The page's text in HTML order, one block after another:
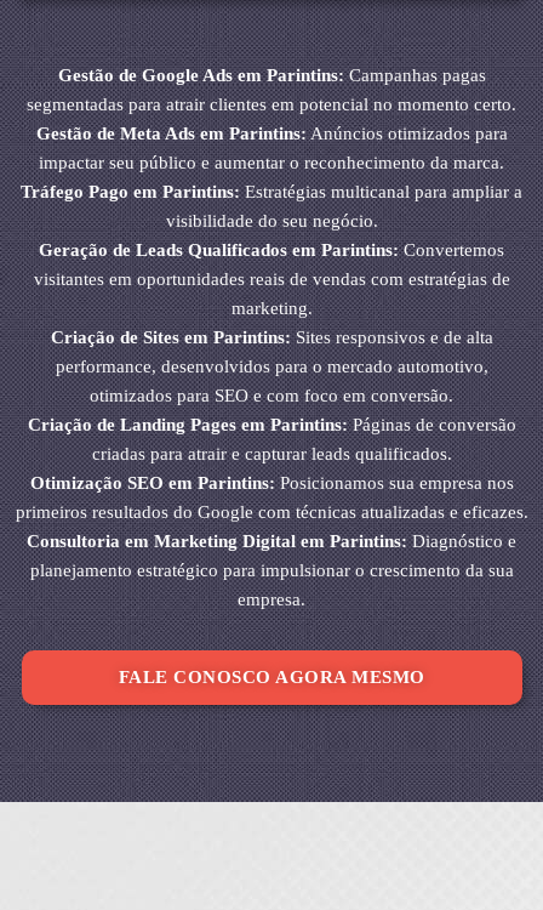
Gestão de Google Ads em Parintins:Campanhas pagas
segmentadas para atrair clientes em potencial no momento certo.
Gestão de Meta Ads em Parintins:Anúncios otimizados para
impactar seu público e aumentar o reconhecimento da marca.
Tráfego Pago em Parintins:Estratégias multicanal para ampliar a
visibilidade do seu negócio.
Geração de Leads Qualificados em Parintins:Convertemos
visitantes em oportunidades reais de vendas com estratégias de
marketing.
Criação de Sites em Parintins:Sites responsivos e de alta
performance, desenvolvidos para o mercado automotivo,
otimizados para SEO e com foco em conversão.
Criação de Landing Pages em Parintins:Páginas de conversão
criadas para atrair e capturar leads qualificados.
Otimização SEO em Parintins:Posicionamos sua empresa nos
primeiros resultados do Google com técnicas atualizadas e eficazes.
Consultoria em Marketing Digital em Parintins:Diagnóstico e
planejamento estratégico para impulsionar o crescimento da sua
empresa.
FALE CONOSCO AGORA MESMO